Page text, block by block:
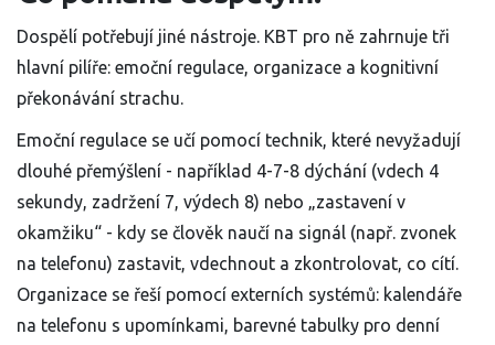
Dospělí potřebují jiné nástroje. KBT pro ně zahrnuje tři
hlavní pilíře: emoční regulace, organizace a kognitivní
překonávání strachu.
Emoční regulace se učí pomocí technik, které nevyžadují
dlouhé přemýšlení - například 4-7-8 dýchání (vdech 4
sekundy, zadržení 7, výdech 8) nebo „zastavení v
okamžiku“ - kdy se člověk naučí na signál (např. zvonek
na telefonu) zastavit, vdechnout a zkontrolovat, co cítí.
Organizace se řeší pomocí externích systémů: kalendáře
na telefonu s upomínkami, barevné tabulky pro denní